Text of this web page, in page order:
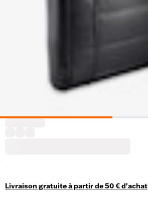
Livraison gratuite à partir de 50 € d'achat